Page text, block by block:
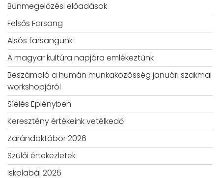
Bűnmegelőzési előadások
Felsős Farsang
Alsós farsangunk
A magyar kultúra napjára emlékeztünk
Beszámoló a humán munkaközösség januári szakmai
workshopjáról
Síelés Eplényben
Keresztény értékeink vetélkedő
Zarándoktábor 2026
Szülői értekezletek
Iskolabál 2026